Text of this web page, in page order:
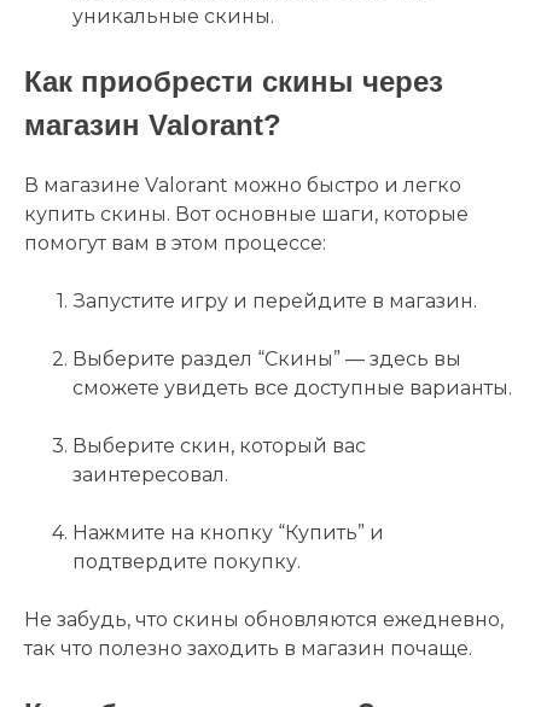
уникальные скины.
Как приобрести скины через
магазин Valorant?
В магазине Valorant можно быстро и легко
купить скины. Вот основные шаги, которые
помогут вам в этом процессе:
Запустите игру и перейдите в магазин.
Выберите раздел “Скины” — здесь вы
сможете увидеть все доступные варианты.
Выберите скин, который вас
заинтересовал.
Нажмите на кнопку “Купить” и
подтвердите покупку.
Не забудь, что скины обновляются ежедневно,
так что полезно заходить в магазин почаще.